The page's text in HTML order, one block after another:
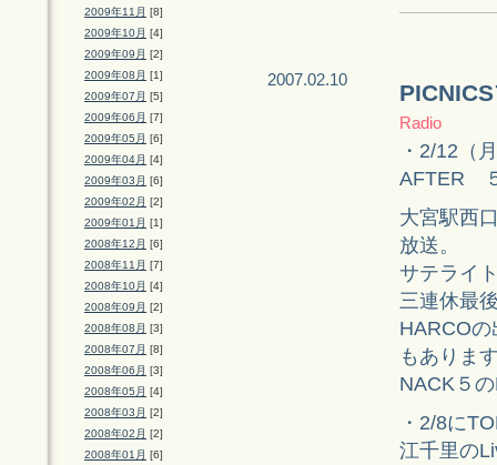
2009年11月 [8]
2009年10月 [4]
2009年09月 [2]
2009年08月 [1]
2009年07月 [5]
2009年06月 [7]
2009年05月 [6]
2009年04月 [4]
2009年03月 [6]
2009年02月 [2]
2009年01月 [1]
2008年12月 [6]
2008年11月 [7]
2008年10月 [4]
2008年09月 [2]
2008年08月 [3]
2008年07月 [8]
2008年06月 [3]
2008年05月 [4]
2008年03月 [2]
2008年02月 [2]
2008年01月 [6]
2007.02.10
Radio
・2/12
AFTER
大宮駅西
放送。
サテライ
三連休最
HARCO
もありま
NACK５
・2/8に
江千里の